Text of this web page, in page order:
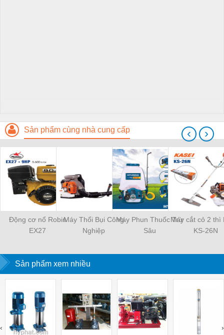
Sản phẩm cùng nhà cung cấp
Động cơ nổ Robin
EX27
Máy Thổi Bụi Công
Nghiệp
Máy Phun Thuốc Trừ
Sâu
Máy cắt cỏ 2 thì
KS-26N
‹ ›
Sản phẩm xem nhiều
‹ ›